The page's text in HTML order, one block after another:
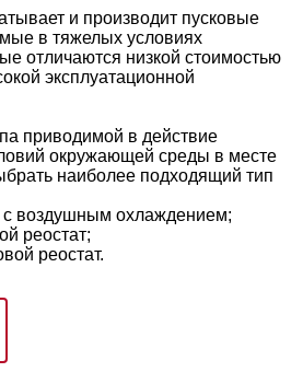
и производит пусковые
в тяжелых условиях
отличаются низкой стоимостью
эксплуатационной
приводимой в действие
окружающей среды в месте
наиболее подходящий тип
с воздушным охлаждением;
реостат;
реостат.